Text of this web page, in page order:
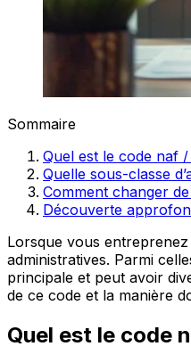
Sommaire
Quel est le code naf
Quelle sous-classe
Comment changer
Découverte
Lorsque vous
administratives. Parmi
principale et peut avoir
de ce code et la manière
Quel est le code